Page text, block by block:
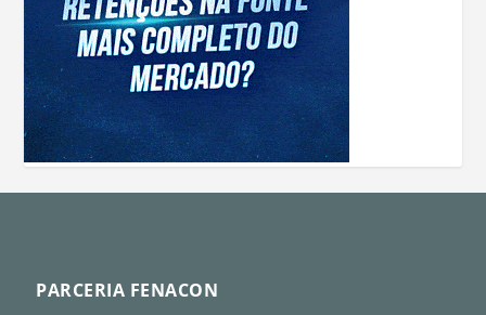
PARCERIA FENACON